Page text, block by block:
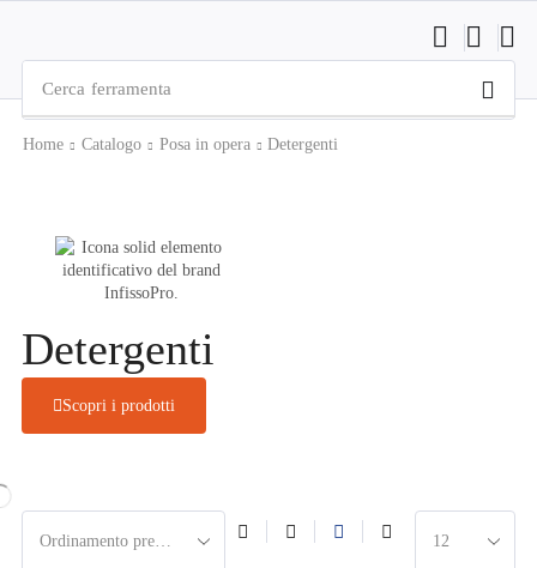
Cerca ferramenta
Home Catalogo Posa in opera Detergenti
Detergenti
Scopri i prodotti